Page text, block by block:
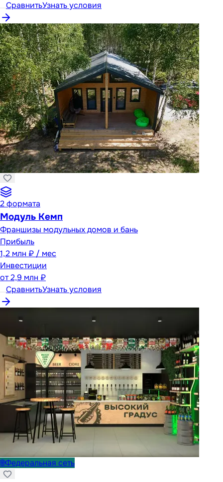
СравнитьУзнать условия
2формата
Модуль Кемп
Франшизы модульных домов и бань
Прибыль
1,2 млн ₽ / мес
Инвестиции
от2,9 млн ₽
СравнитьУзнать условия
🌐Федеральная сеть